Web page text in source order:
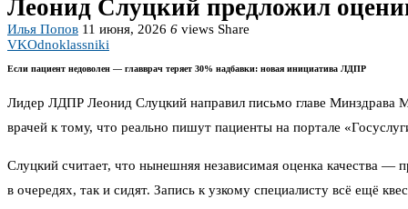
Леонид Слуцкий предложил
Илья Попов 11 июня, 2026 6 views Share
VKOdnoklassniki
Если пациент недоволен — главврач теряет 30% надбавки: новая инициатива ЛДПР
Лидер ЛДПР Леонид Слуцкий направил письмо главе Минздрава
врачей к тому, что реально пишут пациенты на портале
Слуцкий считает, что нынешняя независимая оценка качества
в очередях, так и сидят. Запись к узкому специалисту всё ещё